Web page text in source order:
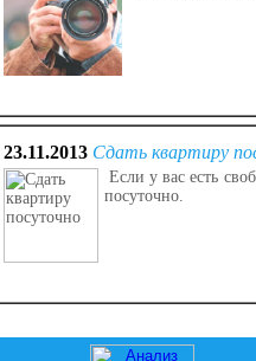
23.11.2013 Сдать квартиру
Если у вас есть
посуточно.